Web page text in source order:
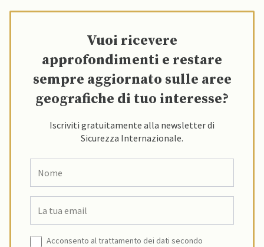
Vuoi ricevere
approfondimenti e restare
sempre aggiornato sulle aree
geografiche di tuo interesse?
Iscriviti gratuitamente alla newsletter di
Sicurezza Internazionale.
Acconsento al trattamento dei dati secondo